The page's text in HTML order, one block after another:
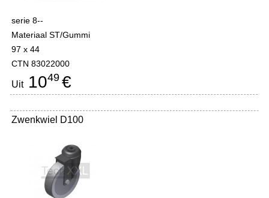
serie 8--
Materiaal ST/Gummi
97 x 44
CTN 83022000
Uit1049 €
Zwenkwiel D100